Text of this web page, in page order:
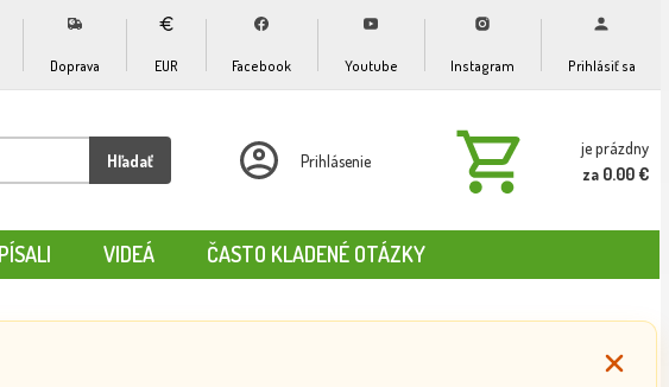
Doprava EUR Facebook Youtube Instagram Prihlásiť sa
Hľadať Prihlásenie
je prázdny
za 0.00 €
VIDEÁ ČASTO KLADENÉ OTÁZKY